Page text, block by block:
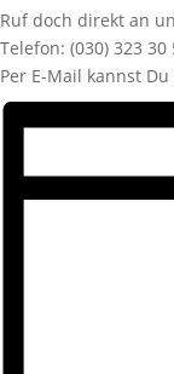
Ruf doch direkt an
Telefon: (030) 323 30
Per E-Mail kannst